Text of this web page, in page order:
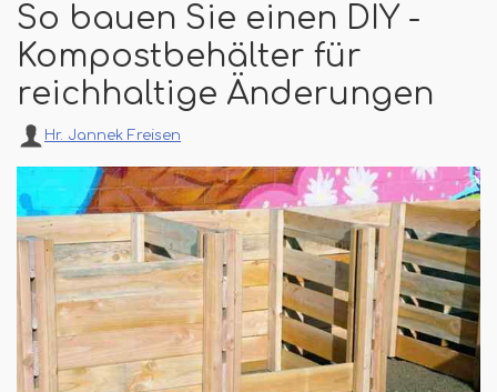
So bauen Sie einen DIY -
Kompostbehälter für
reichhaltige Änderungen
Hr. Jannek Freisen